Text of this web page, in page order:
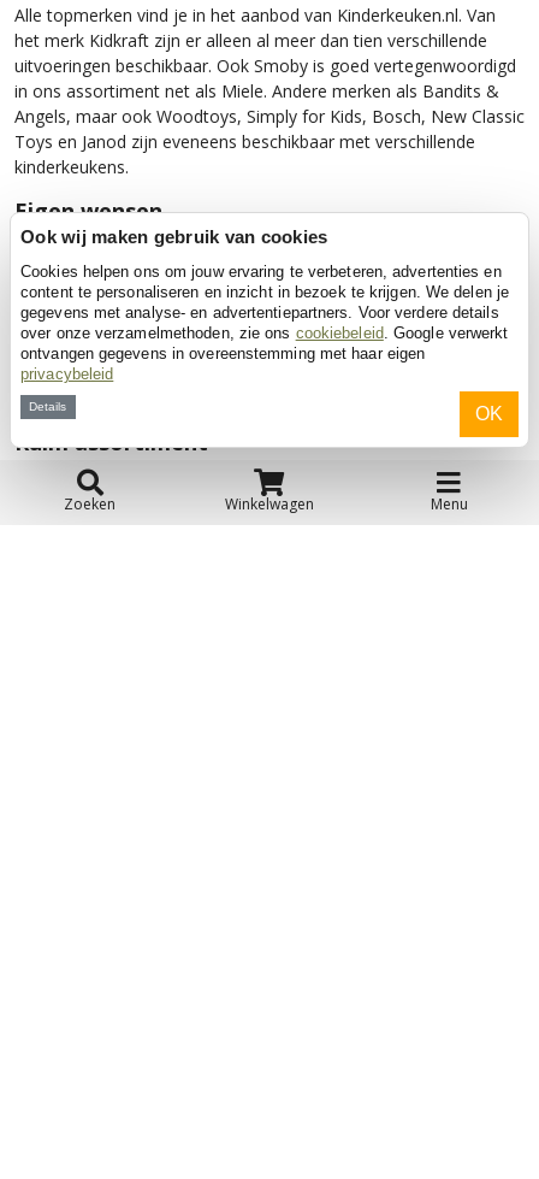
Zoeken Winkelwagen Menu
Alle topmerken vind je in het aanbod van Kinderkeuken.nl. Van
het merk Kidkraft zijn er alleen al meer dan tien verschillende
uitvoeringen beschikbaar. Ook Smoby is goed vertegenwoordigd
in ons assortiment net als Miele. Andere merken als Bandits &
Angels, maar ook Woodtoys, Simply for Kids, Bosch, New Classic
Toys en Janod zijn eveneens beschikbaar met verschillende
kinderkeukens.
Eigen wensen
Bij het zoeken naar een specifiek merk kun je gebruikmaken van
de zoekoptie, waarbij je het gewenste merk selecteert en
desgewenst ook de prijsklasse kunt aanvinken. Je krijgt dan een
op je persoonlijke voorkeuren afgestemd overzicht getoond met
de leukste kinderkeukens. Er is ook een handige vergelijkoptie
beschikbaar, zodat je meerdere speelgoedkeukens met elkaar
kunt vergelijken en zo nog eenvoudiger een keuze kunt maken.
Ruim assortiment
​Met het grote aanbod lukt het zeker om een passende keuze te
maken voor een van de kinderkeukens. Je kunt dan ook gelijk
online je bestelling plaatsen, waarbij je zelf eventueel een
Ook wij maken gebruik van cookies
Cookies helpen ons om jouw ervaring te verbeteren, advertenties en
content te personaliseren en inzicht in bezoek te krijgen. We delen je
gegevens met analyse- en advertentiepartners. Voor verdere details
over onze verzamelmethoden, zie ons cookiebeleid. Google verwerkt
ontvangen gegevens in overeenstemming met haar eigen
privacybeleid
Details OK